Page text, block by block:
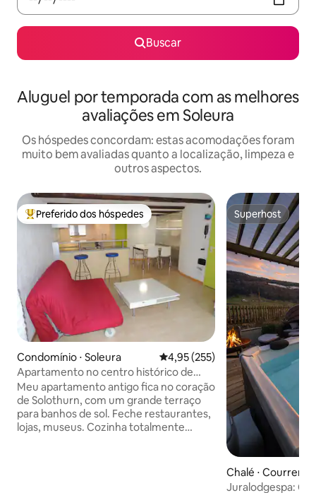
Buscar
Aluguel por temporada com as melhores
avaliações em Soleura
Os hóspedes concordam: estas acomodações foram
muito bem avaliadas quanto a localização, limpeza e
outros aspectos.
Entre os melhores preferidos dos hóspedes
Preferido dos hóspedes
Condomínio ⋅ Soleura 4,95 de uma avaliação média de
4,95 (255)
Apartamento no centro histórico de
Solothurn
Meu apartamento antigo fica no coração
de Solothurn, com um grande terraço
para banhos de sol. Feche restaurantes,
lojas, museus. Cozinha totalmente
Superhost
Superhost
Chalé ⋅
Juralodgespa: